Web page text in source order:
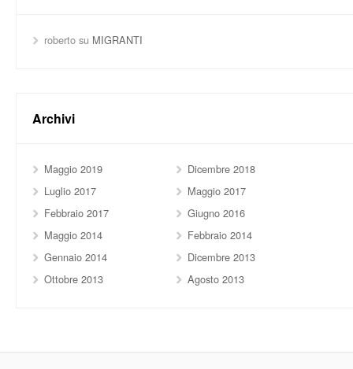
roberto su MIGRANTI
Archivi
Maggio 2019
Dicembre 2018
Luglio 2017
Maggio 2017
Febbraio 2017
Giugno 2016
Maggio 2014
Febbraio 2014
Gennaio 2014
Dicembre 2013
Ottobre 2013
Agosto 2013